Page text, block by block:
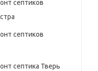
септиков
септиков
септика Тверь